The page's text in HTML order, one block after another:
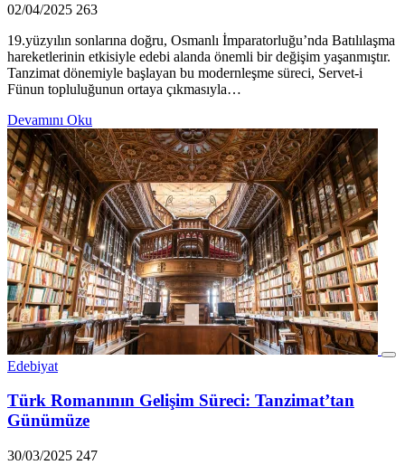
02/04/2025 263
19.yüzyılın sonlarına doğru, Osmanlı İmparatorluğu’nda Batılılaşma
hareketlerinin etkisiyle edebi alanda önemli bir değişim yaşanmıştır.
Tanzimat dönemiyle başlayan bu modernleşme süreci, Servet-i
Fünun topluluğunun ortaya çıkmasıyla…
Devamını Oku
Edebiyat
Türk Romanının Gelişim Süreci: Tanzimat’tan
Günümüze
30/03/2025 247